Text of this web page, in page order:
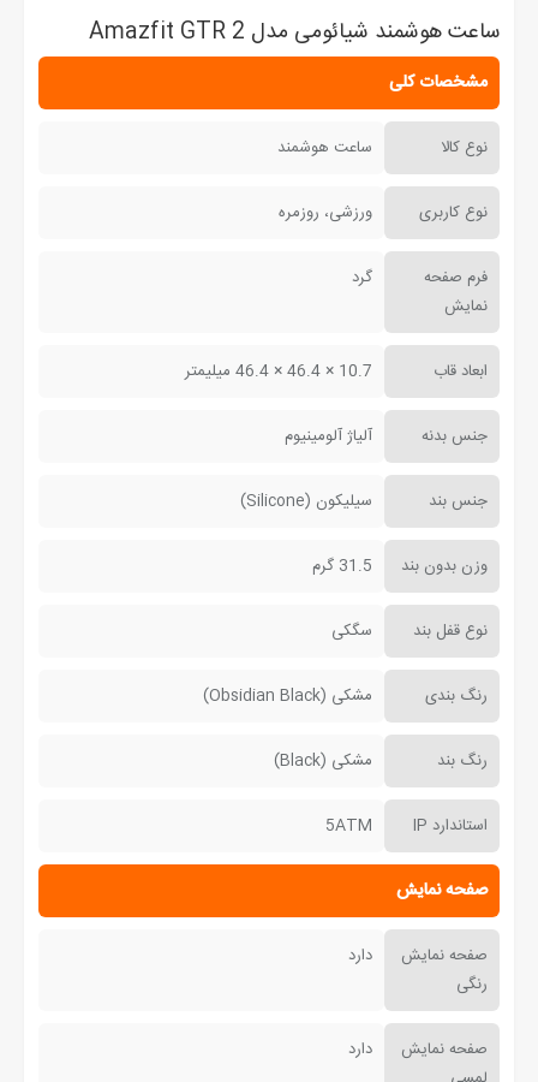
ساعت هوشمند شیائومی مدل Amazfit GTR 2
مشخصات کلی
نوع کالا ساعت هوشمند
نوع کاربری ورزشی، روزمره
فرم صفحه
نمایش
گرد
ابعاد قاب 10.7 × 46.4 × 46.4 میلیمتر
جنس بدنه آلیاژ آلومینیوم
جنس بند سیلیکون (Silicone)
وزن بدون بند 31.5 گرم
نوع قفل بند سگکی
رنگ بندی مشکی (Obsidian Black)
رنگ بند مشکی (Black)
استاندارد IP 5ATM
صفحه نمایش
صفحه نمایش
رنگی
دارد
صفحه نمایش
دارد